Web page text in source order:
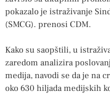
pokazalo je istraživanje
(SMCG). prenosi CDM.
Kako su saopštili, u
zaredom analizira
medija, navodi se da je na
oko 630 hiljada medijskih